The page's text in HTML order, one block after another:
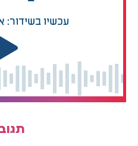
עכשיו בשידור: